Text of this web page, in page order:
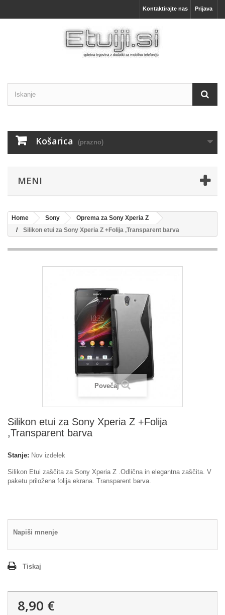
Prijava
Kontaktirajte nas
Košarica (prazno)
MENI
Home Sony
Oprema za Sony Xperia Z
Silikon etui za Sony Xperia Z +Folija ,Transparent barva
Povečaj
Silikon etui za Sony Xperia Z +Folija
,Transparent barva
Stanje: Nov izdelek
Silikon Etui zaščita za Sony Xperia Z .Odlična in elegantna zaščita. V
paketu priložena folija ekrana. Transparent barva.
Napiši mnenje
Tiskaj
8,90 €